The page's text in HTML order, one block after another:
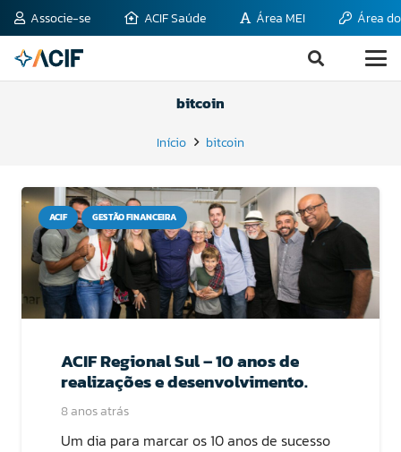
Associe-se ACIF Saúde Área MEI Área
bitcoin
Início bitcoin
ACIF GESTÃO FINANCEIRA
ACIF Regional Sul – 10 anos de
realizações e desenvolvimento.
8 anos atrás
Um dia para marcar os 10 anos de sucesso